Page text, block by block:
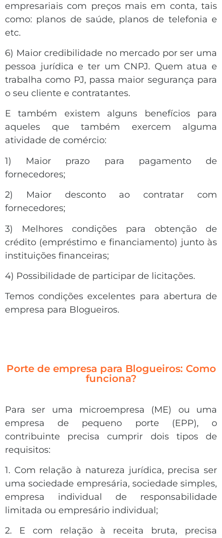
empresariais com preços mais em conta, tais
como: planos de saúde, planos de telefonia e
etc.
6) Maior credibilidade no mercado por ser uma
pessoa jurídica e ter um CNPJ. Quem atua e
trabalha como PJ, passa maior segurança para
o seu cliente e contratantes.
E também existem alguns benefícios para
aqueles que também exercem alguma
atividade de comércio:
1) Maior prazo para pagamento de
fornecedores;
2) Maior desconto ao contratar com
fornecedores;
3) Melhores condições para obtenção de
crédito (empréstimo e financiamento) junto às
instituições financeiras;
4) Possibilidade de participar de licitações.
Temos condições excelentes para abertura de
empresa para Blogueiros.
Porte de empresa para Blogueiros: Como
funciona?
Para ser uma microempresa (ME) ou uma
empresa de pequeno porte (EPP), o
contribuinte precisa cumprir dois tipos de
requisitos:
1. Com relação à natureza jurídica, precisa ser
uma sociedade empresária, sociedade simples,
empresa individual de responsabilidade
limitada ou empresário individual;
2. E com relação à receita bruta, precisa